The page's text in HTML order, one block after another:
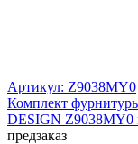
Артикул: Z9038MY0
Комплект
DESIGN Z9038MY0
предзаказ